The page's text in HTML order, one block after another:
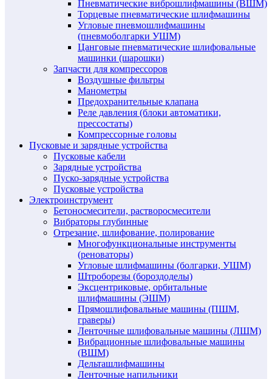
Пневматические виброшлифмашины (ВШМ)
Торцевые пневматические шлифмашины
Угловые пневмошлифмашины
(пневмоболгарки УШМ)
Цанговые пневматические шлифовальные
машинки (шарошки)
Запчасти для компрессоров
Воздушные фильтры
Манометры
Предохранительные клапана
Реле давления (блоки автоматики,
прессостаты)
Компрессорные головы
Пусковые и зарядные устройства
Пусковые кабели
Зарядные устройства
Пуско-зарядные устройства
Пусковые устройства
Электроинструмент
Бетоносмесители, растворосмесители
Вибраторы глубинные
Отрезание, шлифование, полирование
Многофункциональные инструменты
(реноваторы)
Угловые шлифмашины (болгарки, УШМ)
Штроборезы (бороздоделы)
Эксцентриковые, орбитальные
шлифмашины (ЭШМ)
Прямошлифовальные машины (ПШМ,
граверы)
Ленточные шлифовальные машины (ЛШМ)
Вибрационные шлифовальные машины
(ВШМ)
Дельташлифмашины
Ленточные напильники